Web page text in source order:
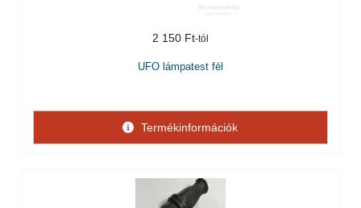
2 150 Ft
UFO lámpatest fél
Termékinformációk